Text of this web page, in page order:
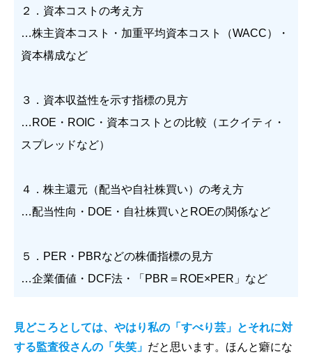
２．資本コストの考え方
…株主資本コスト・加重平均資本コスト（WACC）・
資本構成など
３．資本収益性を示す指標の見方
…ROE・ROIC・資本コストとの比較（エクイティ・
スプレッドなど）
４．株主還元（配当や自社株買い）の考え方
…配当性向・DOE・自社株買いとROEの関係など
５．PER・PBRなどの株価指標の見方
…企業価値・DCF法・「PBR＝ROE×PER」など
見どころとしては、やはり私の「すべり芸」とそれに対
する監査役さんの「失笑」 だと思います。ほんと癖にな